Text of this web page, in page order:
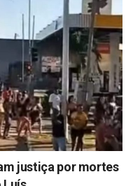
justiça por mortes